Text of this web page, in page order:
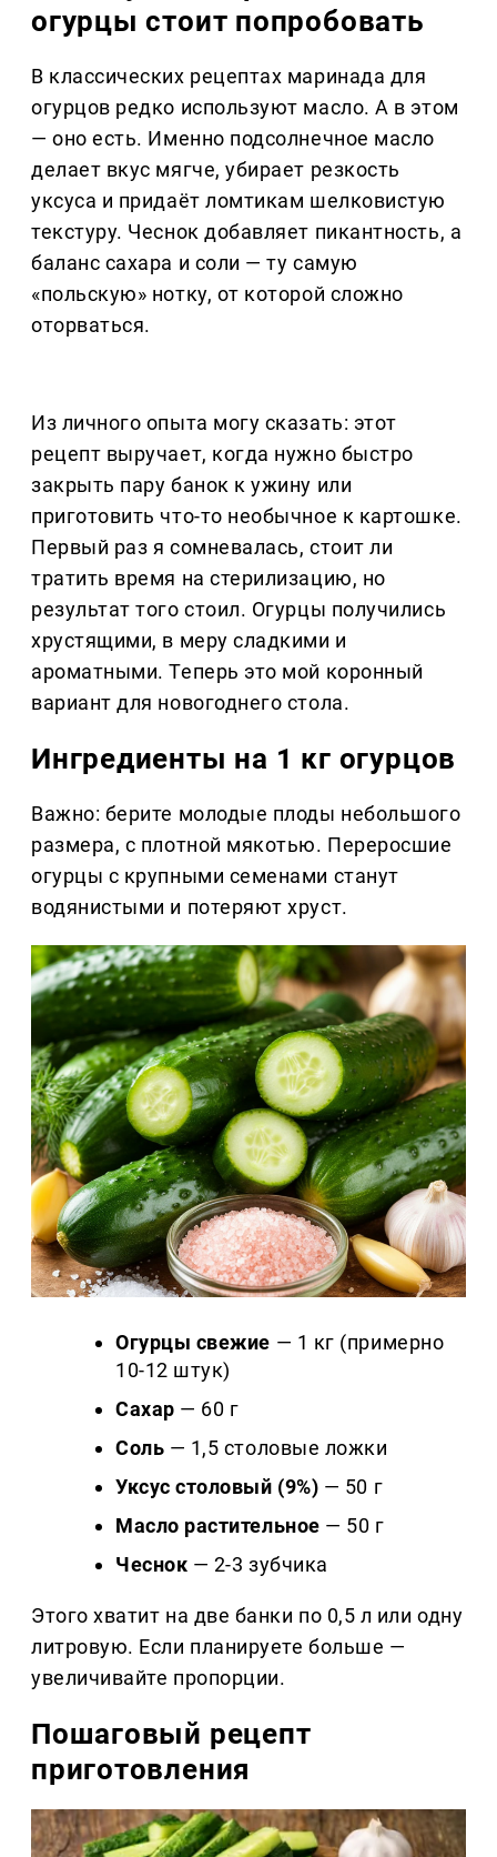
огурцы стоит попробовать
В классических рецептах маринада для
огурцов редко используют масло. А в этом
— оно есть. Именно подсолнечное масло
делает вкус мягче, убирает резкость
уксуса и придаёт ломтикам шелковистую
текстуру. Чеснок добавляет пикантность, а
баланс сахара и соли — ту самую
«польскую» нотку, от которой сложно
оторваться.
Из личного опыта могу сказать: этот
рецепт выручает, когда нужно быстро
закрыть пару банок к ужину или
приготовить что-то необычное к картошке.
Первый раз я сомневалась, стоит ли
тратить время на стерилизацию, но
результат того стоил. Огурцы получились
хрустящими, в меру сладкими и
ароматными. Теперь это мой коронный
вариант для новогоднего стола.
Ингредиенты на 1 кг огурцов
Важно: берите молодые плоды небольшого
размера, с плотной мякотью. Переросшие
огурцы с крупными семенами станут
водянистыми и потеряют хруст.
Огурцы свежие — 1 кг (примерно
10-12 штук)
Сахар — 60 г
Соль — 1,5 столовые ложки
Уксус столовый (9%) — 50 г
Масло растительное — 50 г
Чеснок — 2-3 зубчика
Этого хватит на две банки по 0,5 л или одну
литровую. Если планируете больше —
увеличивайте пропорции.
Пошаговый рецепт
приготовления